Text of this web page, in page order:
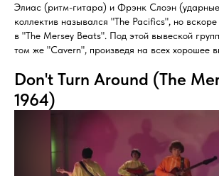
Элиас (ритм-гитара) и Фрэнк Слоэн
коллектив назывался "The Pacifics", но
в "The Mersey Beats". Под этой вывеской
том же "Cavern", произведя на всех хорошее
Don't Turn Around (The
1964)